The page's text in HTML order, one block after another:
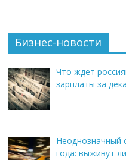
Бизнес-новости
Что ждет
зарплаты за
Неоднозначный
года: выживут